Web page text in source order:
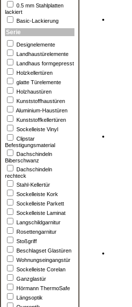
0.5 mm Stahlplatten
lackiert
Basic-Lackierung
Serie
Designelemente
Landhaustürelemente
Landhaus formgepresst
Holzkellertüren
glatte Türelemente
Holzhaustüren
Kunststoffhaustüren
Aluminium-Haustüren
Kunststoffkellertüren
Sockelleiste Vinyl
Clipstar
Befestigungsmaterial
Dachschindeln
Biberschwanz
Dachschindeln
rechteck
Stahl-Kellertür
Sockelleiste Kork
Sockelleiste Parkett
Sockelleiste Laminat
Langschildgarnitur
Rosettengarnitur
Stoßgriff
Beschlagset Glastüren
Wohnungseingangstür
Sockelleiste Corelan
Ganzglastür
Hörmann ThermoSafe
Längsoptik